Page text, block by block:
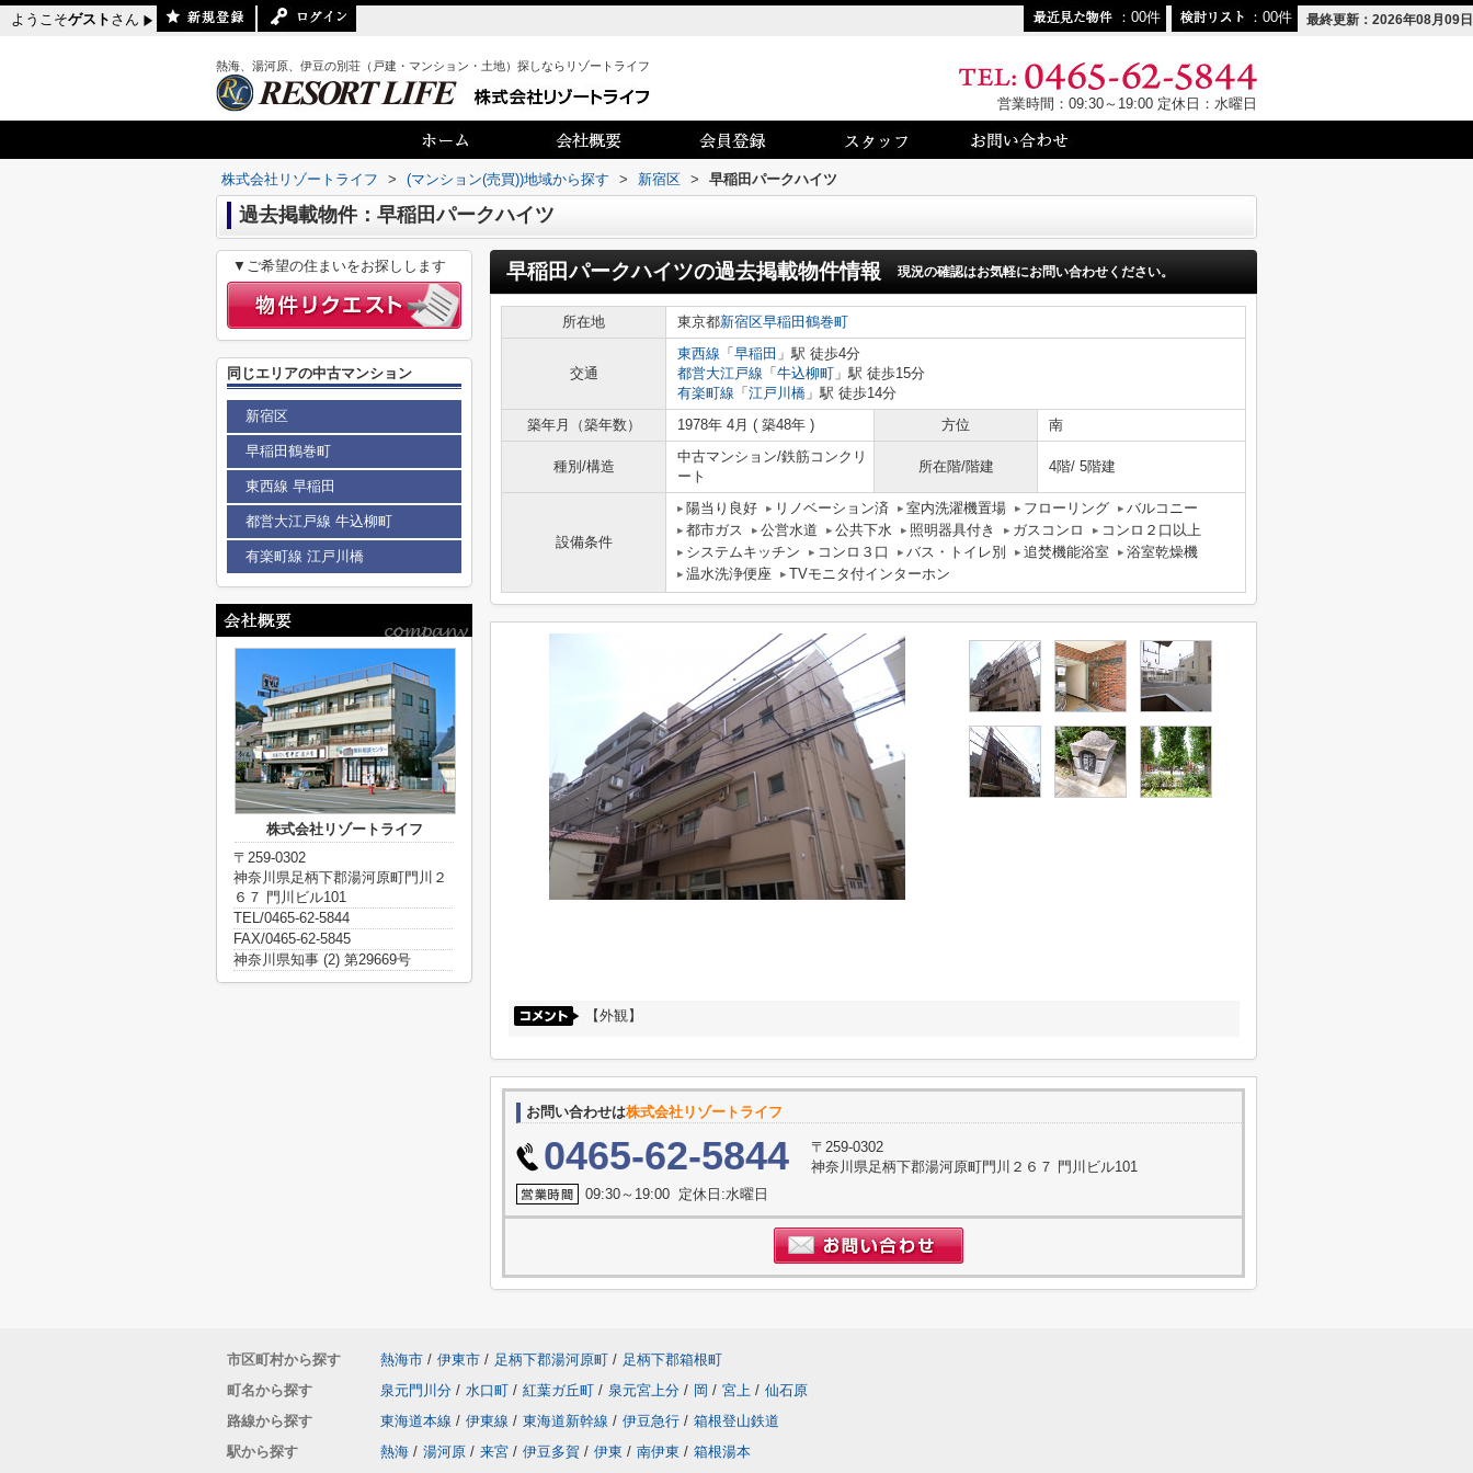
ようこそゲスト さん 00 00 最終更新：2026年08月09日
熱海、湯河原、伊豆の別荘（戸建・マンション・土地）探しならリゾートライフ
営業時間：09:30～19:00 定休日：水曜日
株式会社リゾートライフ > (マンション(売買))地域から探す > 新宿区 > 早稲田パークハイツ
過去掲載物件：早稲田パークハイツ
早稲田パークハイツの過去掲載物件情報 現況の確認はお気軽にお問い合わせください。
所在地 東京都新宿区早稲田鶴巻町
交通
東西線 「 早稲田 」駅 徒歩4分
都営大江戸線 「 牛込柳町 」駅 徒歩15分
有楽町線 「 江戸川橋 」駅 徒歩14分
築年月（築年数）
1978年 4月 ( 築48年 ) 方位 南
種別/構造
中古マンション/鉄筋コンクリ
ート
所在階/階建 4階/ 5階建
設備条件
陽当り良好 リノベーション済 室内洗濯機置場 フローリング
バルコニー
都市ガス
公営水道 公共下水 照明器具付き ガスコンロ
コンロ２口以上
システムキッチン
コンロ３口 バス・トイレ別 追焚機能浴室
浴室乾燥機
温水洗浄便座
TVモニタ付インターホン
【外観】
お問い合わせは株式会社リゾートライフ
0465-62-5844
〒259-0302
神奈川県足柄下郡湯河原町門川２６７ 門川ビル101
09:30～19:00 定休日:水曜日
▼ご希望の住まいをお探しします
同じエリアの中古マンション
新宿区
早稲田鶴巻町
東西線 早稲田
都営大江戸線 牛込柳町
有楽町線 江戸川橋
株式会社リゾートライフ
〒259-0302
神奈川県足柄下郡湯河原町門川２
６７ 門川ビル101
TEL/0465-62-5844
FAX/0465-62-5845
神奈川県知事 (2) 第29669号
市区町村から探す 熱海市 / 伊東市 / 足柄下郡湯河原町 / 足柄下郡箱根町
町名から探す
泉元門川分 / 水口町 / 紅葉ガ丘町 / 泉元宮上分 / 岡 / 宮上 / 仙石原
路線から探す
東海道本線 / 伊東線 / 東海道新幹線 / 伊豆急行 / 箱根登山鉄道
駅から探す
熱海 / 湯河原 / 来宮 / 伊豆多賀 / 伊東 / 南伊東 / 箱根湯本